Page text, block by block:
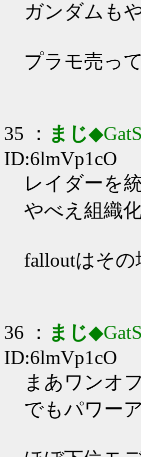
ガンダムも
プラモ売っ
35 ： まじ
ID:6lmVp1cO
レイダーを
やべえ組織
falloutはそ
36 ： まじ
ID:6lmVp1cO
まあワンオ
でもパワー